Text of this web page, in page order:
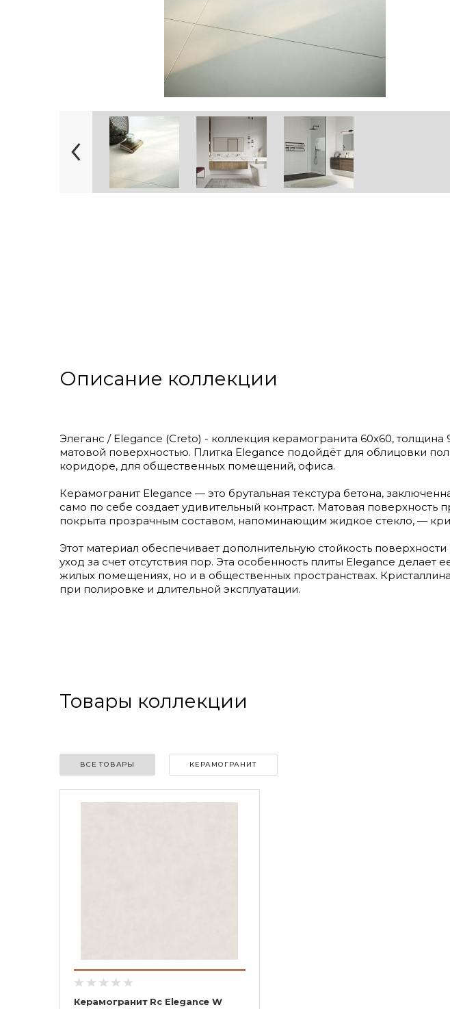
Описание коллекции
Элеганс / Elegance (Creto) - коллекция керамогранита 60х60,
матовой поверхностью. Плитка Elegance подойдёт для облицовки
коридоре, для общественных помещений, офиса.
Керамогранит Elegance — это брутальная текстура бетона,
само по себе создает удивительный контраст. Матовая поверхность
покрыта прозрачным составом, напоминающим жидкое стекло, —
Этот материал обеспечивает дополнительную стойкость
уход за счет отсутствия пор. Эта особенность плиты Elegance
жилых помещениях, но и в общественных пространствах.
при полировке и длительной эксплуатации.
Товары коллекции
ВСЕ ТОВАРЫ КЕРАМОГРАНИТ
Керамогранит Rc Elegance W